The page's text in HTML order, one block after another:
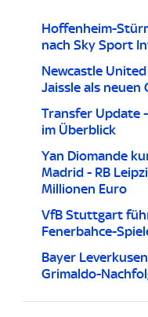
Hoffenheim-
nach Sky Sport
Newcastle
Jaissle als neuen
Transfer Update
im Überblick
Yan Diomande
Madrid - RB
Millionen Euro
VfB Stuttgart
Fenerbahce-
Bayer
Grimaldo-